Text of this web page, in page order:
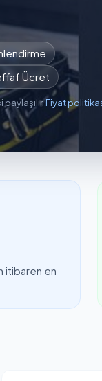
Ücret
Fiyat
itibaren en